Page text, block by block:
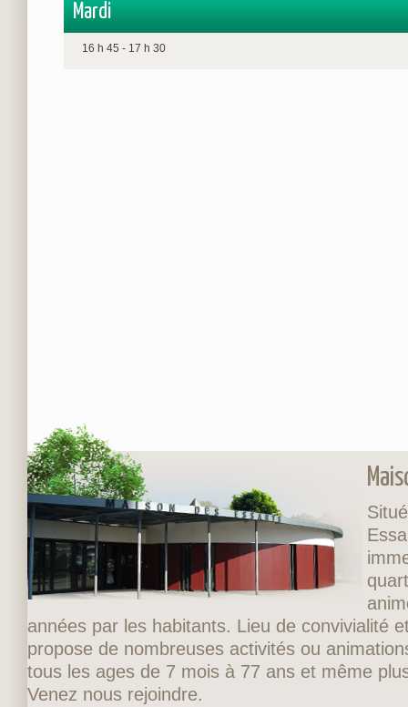
Mardi
16 h 45 - 17 h 30
années par les habitants. Lieu de convivialité
propose de nombreuses activités ou
tous les ages de 7 mois à 77 ans et même
Venez nous rejoindre.